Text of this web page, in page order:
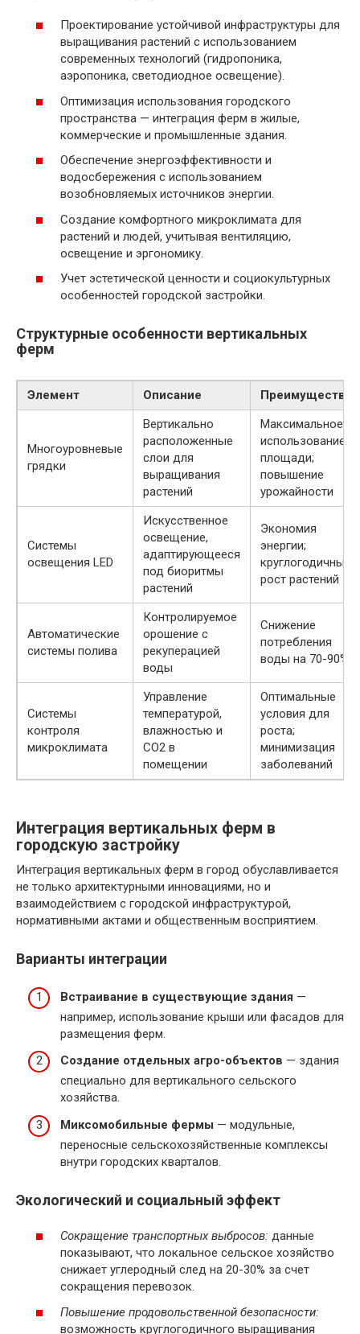
Проектирование устойчивой инфраструктуры для
выращивания растений с использованием
современных технологий (гидропоника,
аэропоника, светодиодное освещение).
Оптимизация использования городского
пространства — интеграция ферм в жилые,
коммерческие и промышленные здания.
Обеспечение энергоэффективности и
водосбережения с использованием
возобновляемых источников энергии.
Создание комфортного микроклимата для
растений и людей, учитывая вентиляцию,
освещение и эргономику.
Учет эстетической ценности и социокультурных
особенностей городской застройки.
Структурные особенности вертикальных
ферм
Элемент Описание Преимущества
Многоуровневые
грядки
Вертикально
расположенные
слои для
выращивания
растений
Максимальное
использование
площади;
повышение
урожайности
Системы
освещения LED
Искусственное
освещение,
адаптирующееся
под биоритмы
растений
Экономия
энергии;
круглогодичный
рост растений
Автоматические
системы полива
Контролируемое
орошение с
рекуперацией
воды
Снижение
потребления
воды на 70-90%
Системы
контроля
микроклимата
Управление
температурой,
влажностью и
CO2 в
помещении
Оптимальные
условия для
роста;
минимизация
заболеваний
Интеграция вертикальных ферм в
городскую застройку
Интеграция вертикальных ферм в город обуславливается
не только архитектурными инновациями, но и
взаимодействием с городской инфраструктурой,
нормативными актами и общественным восприятием.
Варианты интеграции
Встраивание в существующие здания —
например, использование крыши или фасадов для
размещения ферм.
Создание отдельных агро-объектов — здания
специально для вертикального сельского
хозяйства.
Миксомобильные фермы — модульные,
переносные сельскохозяйственные комплексы
внутри городских кварталов.
Экологический и социальный эффект
Сокращение транспортных выбросов: данные
показывают, что локальное сельское хозяйство
снижает углеродный след на 20-30% за счет
сокращения перевозок.
Повышение продовольственной безопасности:
возможность круглогодичного выращивания